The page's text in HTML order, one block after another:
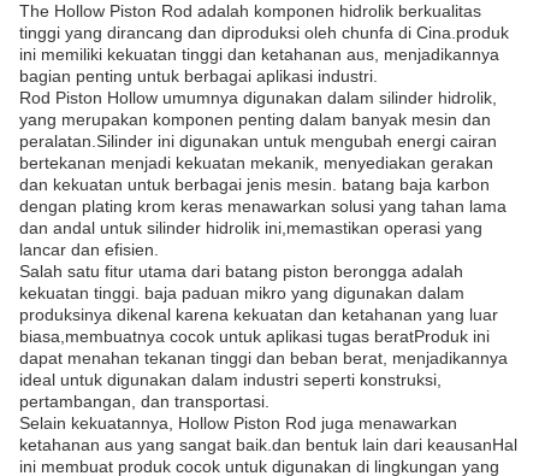
The Hollow Piston Rod adalah komponen hidrolik berkualitas
tinggi yang dirancang dan diproduksi oleh chunfa di Cina.produk
ini memiliki kekuatan tinggi dan ketahanan aus, menjadikannya
bagian penting untuk berbagai aplikasi industri.
Rod Piston Hollow umumnya digunakan dalam silinder hidrolik,
yang merupakan komponen penting dalam banyak mesin dan
peralatan.Silinder ini digunakan untuk mengubah energi cairan
bertekanan menjadi kekuatan mekanik, menyediakan gerakan
dan kekuatan untuk berbagai jenis mesin. batang baja karbon
dengan plating krom keras menawarkan solusi yang tahan lama
dan andal untuk silinder hidrolik ini,memastikan operasi yang
lancar dan efisien.
Salah satu fitur utama dari batang piston berongga adalah
kekuatan tinggi. baja paduan mikro yang digunakan dalam
produksinya dikenal karena kekuatan dan ketahanan yang luar
biasa,membuatnya cocok untuk aplikasi tugas beratProduk ini
dapat menahan tekanan tinggi dan beban berat, menjadikannya
ideal untuk digunakan dalam industri seperti konstruksi,
pertambangan, dan transportasi.
Selain kekuatannya, Hollow Piston Rod juga menawarkan
ketahanan aus yang sangat baik.dan bentuk lain dari keausanHal
ini membuat produk cocok untuk digunakan di lingkungan yang